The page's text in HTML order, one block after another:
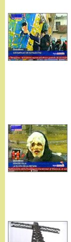
d
i
n
i
t